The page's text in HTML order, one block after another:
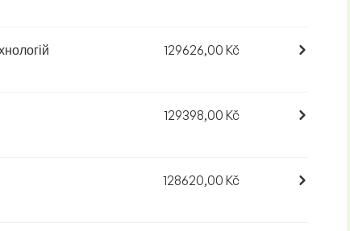
129626,00 Kč
129398,00 Kč
128620,00 Kč